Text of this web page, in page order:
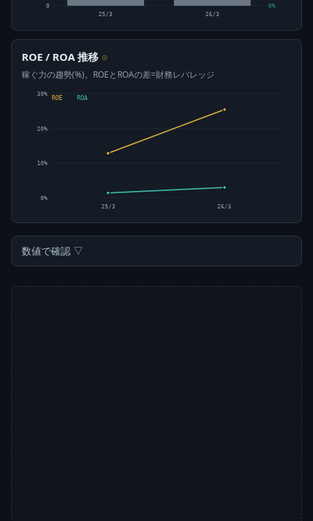
0 0%
25/3 26/3
ROE / ROA 推移 ⊙
稼ぐ力の趨勢(%)。ROEとROAの差=財務レバレッジ
0%
10%
20%
30%
ROE ROA
25/3 26/3
数値で確認 ▽